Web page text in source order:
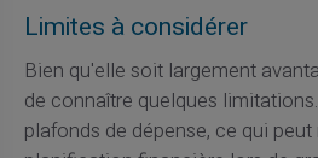
Limites à considérer
Bien qu'elle soit largement
de connaître quelques
plafonds de dépense, ce qui